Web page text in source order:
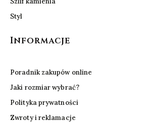
Styl
Informacje
Poradnik zakupów online
Jaki rozmiar wybrać?
Polityka prywatności
Zwroty i reklamacje